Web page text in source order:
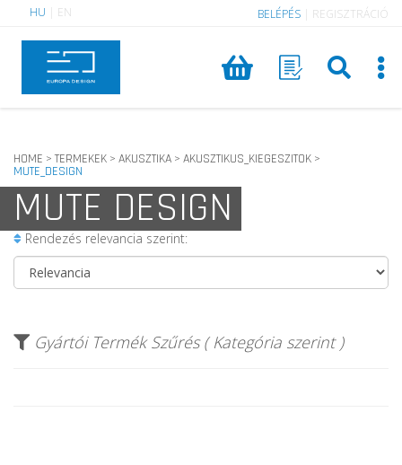
HU EN BELÉPÉS REGISZTRÁCIÓ
HOME > TERMEKEK > AKUSZTIKA > AKUSZTIKUS_KIEGESZITOK >
MUTE_DESIGN
MUTE DESIGN
Rendezés relevancia szerint:
Gyártói Termék Szűrés ( Kategória szerint )